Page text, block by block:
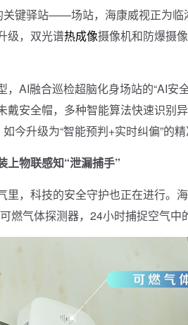
键驿站——场站，海康威视正为临
级，双光谱热成像摄像机和防爆摄
AI融合巡检超脑化身场站的“AI安
戴安全帽，多种智能算法快速识别
今升级为“智能预判+实时纠偏”的
上物联感知“泄漏捕手”
，科技的安全守护也正在进行。
气体探测器，24小时捕捉空气中